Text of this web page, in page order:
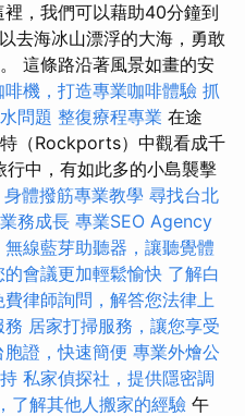
，我們可以藉助40分鐘到
去海冰山漂浮的大海，勇敢
這條路沿著風景如畫的安
啡機，打造專業咖啡體驗 抓
問題 整復療程專業 在途
（Rockports）中觀看成千
行中，有如此多的小島襲擊
身體撥筋專業教學 尋找台北
務成長 專業SEO Agency
線藍芽助聽器，讓聽覺體
會議更加輕鬆愉快 了解白
費律師詢問，解答您法律上
務 居家打掃服務，讓您享受
證，快速簡便 專業外燴公
私家偵探社，提供隱密調
了解其他人搬家的經驗 午